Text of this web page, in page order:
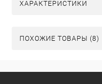
ХАРАКТЕРИСТИКИ
ПОХОЖИЕ ТОВАРЫ (8)